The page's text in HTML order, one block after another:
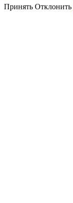
Принять Отклонить